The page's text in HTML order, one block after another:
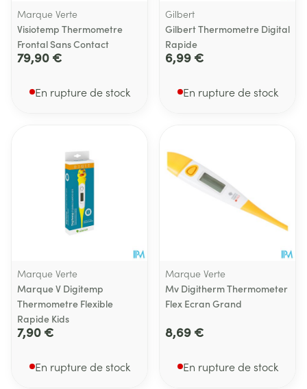
Marque Verte
Visiotemp Thermometre
Frontal Sans Contact
79,90 €
En rupture de stock
Gilbert
Gilbert Thermometre Digital
Rapide
6,99 €
En rupture de stock
Marque Verte
Marque V Digitemp
Thermometre Flexible
Rapide Kids
7,90 €
En rupture de stock
Marque Verte
Mv Digitherm Thermometer
Flex Ecran Grand
8,69 €
En rupture de stock